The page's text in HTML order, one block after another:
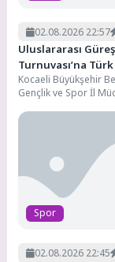
02.08.2026 22:57
Uluslararası Güreş
Turnuvası’na
damga vurdu
Kocaeli Büyükşehir
Gençlik ve Spor İl
ilimizde düzenlenen
Spor
02.08.2026 22:45